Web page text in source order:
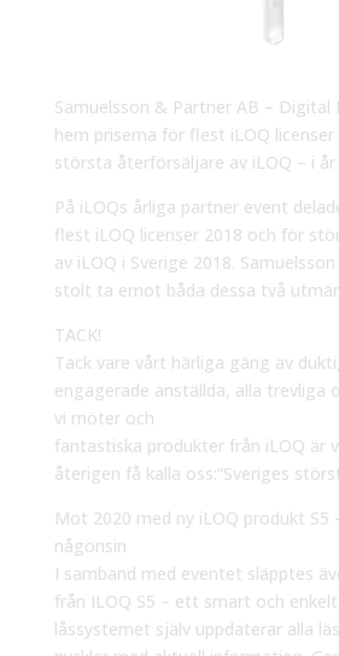
Samuelsson & Partner AB –
hem priserna för flest iLOQ
största återförsäljare av iLOQ – i år
På iLOQs årliga partner event
flest iLOQ licenser 2018 och för
av iLOQ i Sverige 2018.
stolt ta emot båda dessa två
TACK!
Tack vare vårt härliga gäng av
engagerade anställda, alla trevliga
vi möter och
fantastiska produkter från iLOQ är
återigen få kalla oss:“Sveriges
Mot 2020 med ny iLOQ produkt S5
någonsin
I samband med eventet släpptes
från ILOQ S5 – ett smart och
låssystemet själv uppdaterar alla